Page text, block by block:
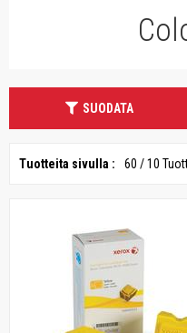
SUODATA
Tuotteita sivulla : 60 / 10